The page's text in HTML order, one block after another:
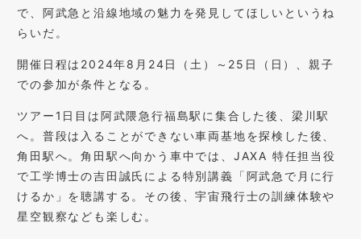
で、阿武急と沿線地域の魅力を発見してほしいというね
らいだ。
開催日程は2024年8月24日（土）～25日（日）、親子
での参加が条件となる。
ツアー1日目は阿武隈急行福島駅に集合した後、梁川駅
へ。普段は入ることができない車両基地を探検した後、
角田駅へ。角田駅へ向かう車中では、JAXA 特任担当役
で工学博士の吉田誠氏による特別講義「阿武急で月に行
けるか」を聴講する。その後、宇宙飛行士の訓練体験や
星空観察なども楽しむ。